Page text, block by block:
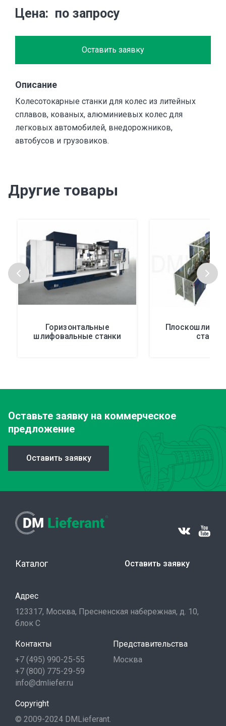
Цена по запросу
Оставить заявку
Описание
Колесотокарные станки для колес из литейных
сплавов, кованых, алюминиевых колес для
легковых автомобилей, внедорожников,
автобусов и грузовиков.
Другие товары
Горизонтальные
шлифовальные станки станки
Оставьте заявку на коммерческое
предложение
Оставить заявку
Каталог Оставить заявку
Адрес
123317, Москва, Пресненская набережная, д. 10,
блок С
Контакты
+7 (495) 990-25-55
+7 (800) 775-29-59
info@dmliefer.ru
Представительства
Москва
Copyright
© 2009-2024 DMLieferant.